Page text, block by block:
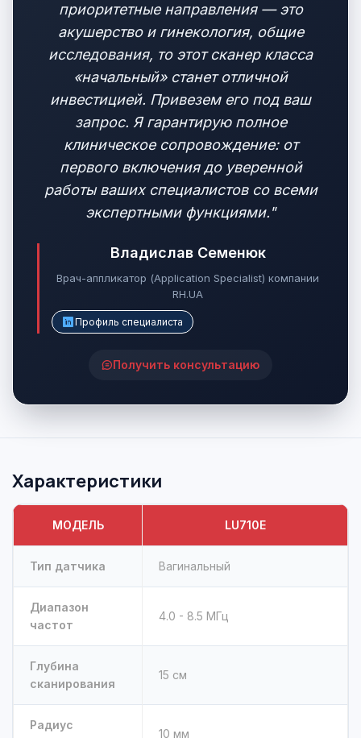
приоритетные направления — это
акушерство и гинекология, общие
исследования, то этот сканер класса
«начальный» станет отличной
инвестицией. Привезем его под ваш
запрос. Я гарантирую полное
клиническое сопровождение: от
первого включения до уверенной
работы ваших специалистов со всеми
экспертными функциями."
Владислав Семенюк
Врач-аппликатор (Application Specialist) компании
RH.UA
Профиль специалиста
Получить консультацию
Характеристики
МОДЕЛЬ LU710E
Тип датчика Вагинальный
Диапазон
частот
4.0 - 8.5 МГц
Глубина
сканирования
15 см
Радиус
10 мм